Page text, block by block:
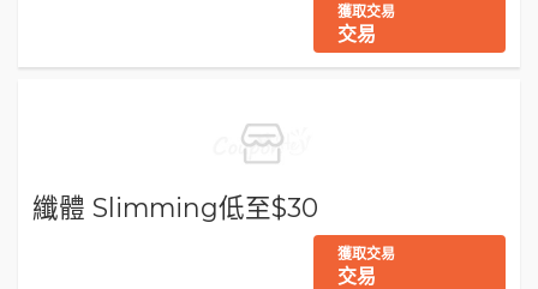
獲取交易
交易
纖體 Slimming低至$30
獲取交易
交易